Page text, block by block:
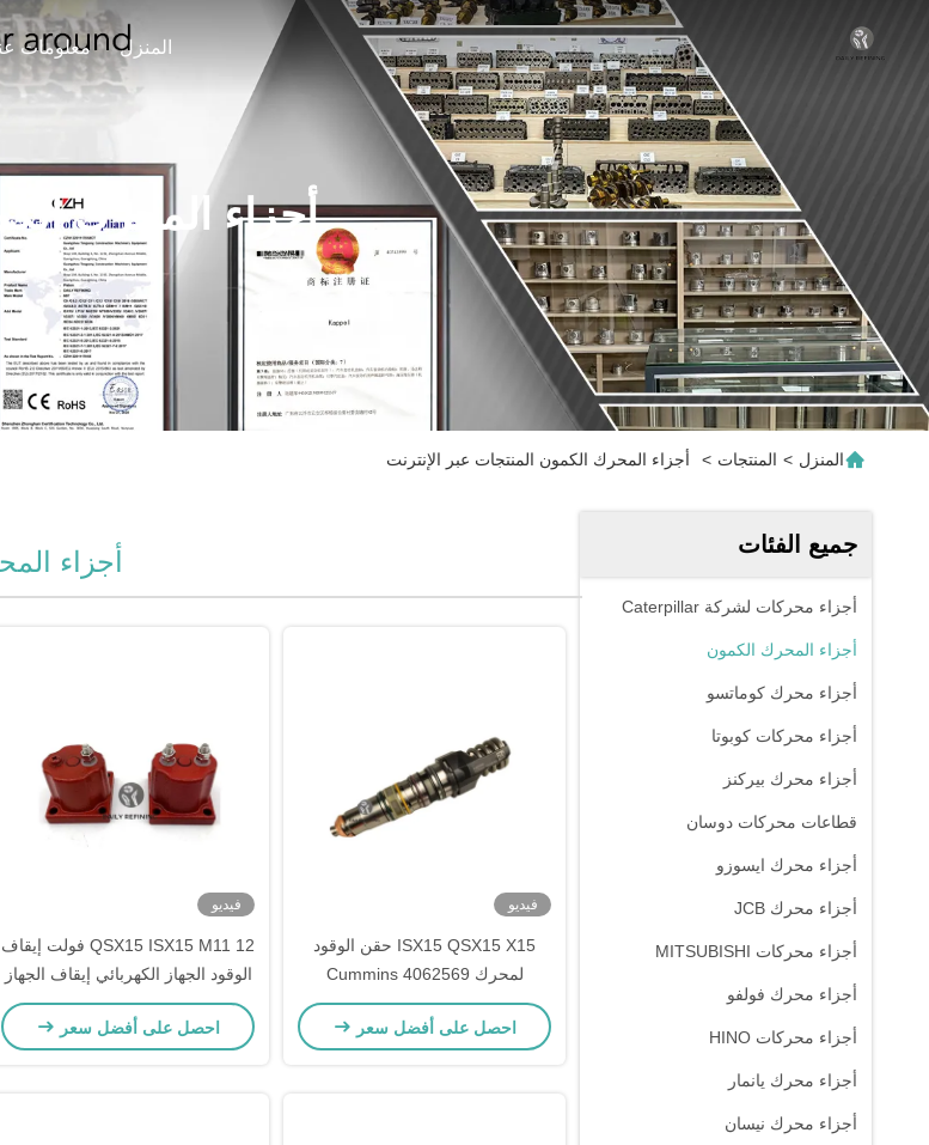
المنزل معلومات
أجزاء المحرك
المنزل > المنتجات > أجزاء المحرك الكمون المنتجات عبر الإنترنت
جميع الفئات
أجزاء محركات لشركة Caterpillar
أجزاء المحرك الكمون
أجزاء محرك كوماتسو
أجزاء محركات كوبوتا
أجزاء محرك بيركنز
قطاعات محركات دوسان
أجزاء محرك ايسوزو
أجزاء محرك JCB
أجزاء محركات MITSUBISHI
أجزاء محرك فولفو
أجزاء محركات HINO
أجزاء محرك يانمار
أجزاء محرك نيسان
أجزاء
فيديو
ISX15 QSX15 X15 حقن الوقود
لمحرك Cummins 4062569
4954434 4088652
احصل على أفضل سعر
فيديو
QSX15 ISX15 M11 12 فولت إيقاف
الوقود الجهاز الكهربائي إيقاف الجهاز
الكهربائي 3054610 3054611
3408421 4024808 3054608احصل على أفضل سعر